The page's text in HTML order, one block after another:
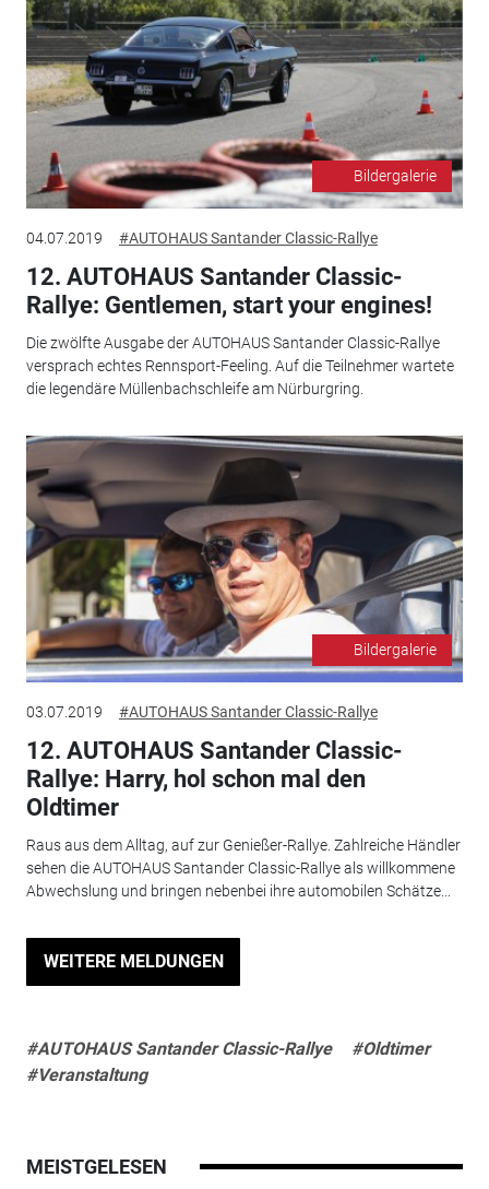
Bildergalerie
04.07.2019 #AUTOHAUS Santander Classic-Rallye
12. AUTOHAUS Santander Classic-
Rallye: Gentlemen, start your engines!
Die zwölfte Ausgabe der AUTOHAUS Santander Classic-Rallye
versprach echtes Rennsport-Feeling. Auf die Teilnehmer wartete
die legendäre Müllenbachschleife am Nürburgring.
Bildergalerie
03.07.2019 #AUTOHAUS Santander Classic-Rallye
12. AUTOHAUS Santander Classic-
Rallye: Harry, hol schon mal den
Oldtimer
Raus aus dem Alltag, auf zur Genießer-Rallye. Zahlreiche Händler
sehen die AUTOHAUS Santander Classic-Rallye als willkommene
Abwechslung und bringen nebenbei ihre automobilen Schätze...
WEITERE MELDUNGEN
#AUTOHAUS Santander Classic-Rallye
#Oldtimer
#Veranstaltung
MEISTGELESEN